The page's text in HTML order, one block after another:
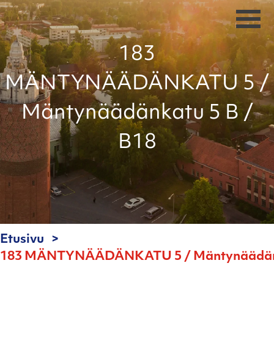
183
MÄNTYNÄÄDÄNKATU 5 /
Mäntynäädänkatu 5 B /
B18
Etusivu
183 MÄNTYNÄÄDÄNKATU 5 /